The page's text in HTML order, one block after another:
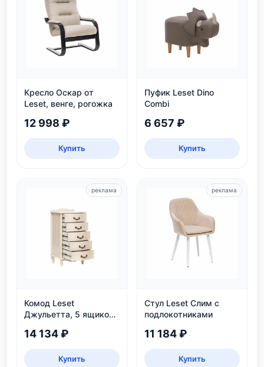
Кресло Оскар от
Leset, венге, рогожка
12 998 ₽
Купить
Пуфик Leset Dino
Combi
6 657 ₽
Купить
Комод Leset
Джульетта, 5 ящиков,
14 134 ₽
Купить
реклама
Стул Leset Слим с
подлокотниками
11 184 ₽
Купить
реклама